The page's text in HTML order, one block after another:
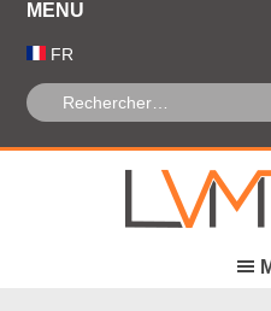
FR
Panneau de gestion des cookies